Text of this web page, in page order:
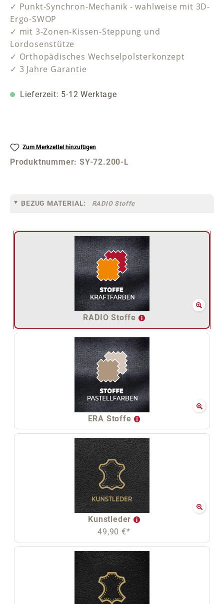
✓ Punkt-Synchron-Mechanik - wahlweise mit 3D-
Ergo-SWOP
✓ mit 3-Zonen-Kissen-Steppung und
Lordosenstütze
✓ Orthopädisches Wechselpolsterkonzept
✓ 3 Jahre Garantie
Lieferzeit: 5-12 Werktage
Zum Merkzettel hinzufügen
Produktnummer:SY-72.200-L
BEZUG MATERIAL: RADIO Stoffe
RADIO Stoffe
ERA Stoffe
Kunstleder
49,90 €*